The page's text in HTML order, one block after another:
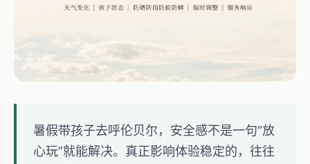
暑假带孩子去呼伦贝尔，安全感不是一句“放
心玩”就能解决。真正影响体验稳定的，往往